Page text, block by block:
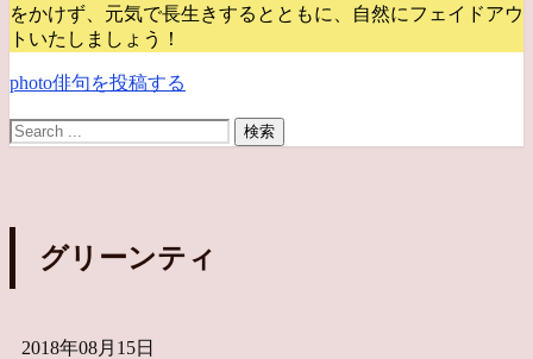
をかけず、元気で長生きするとともに、自然にフェイドアウ
トいたしましょう！
photo俳句を投稿する
グリーンティ
2018年08月15日